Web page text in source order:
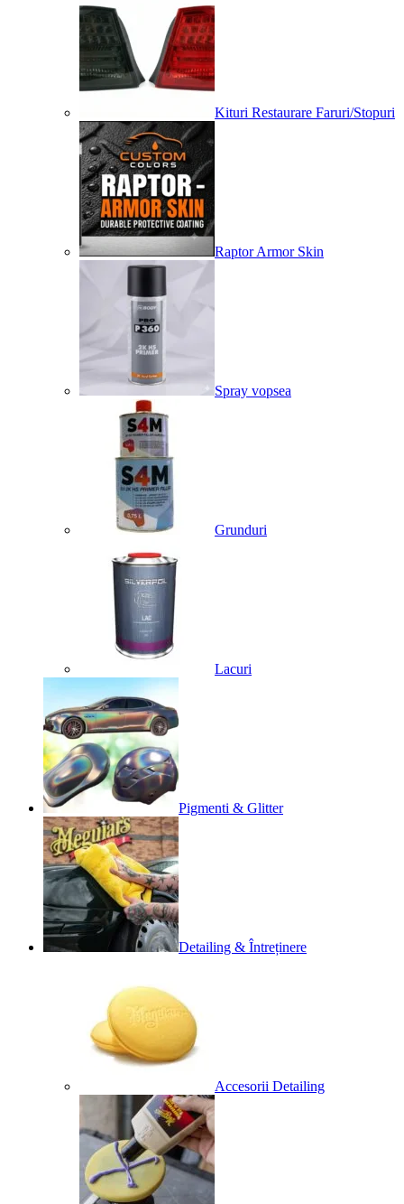
Kituri Restaurare Faruri/Stopuri
Raptor Armor Skin
Spray vopsea
Grunduri
Lacuri
Pigmenti & Glitter
Detailing & Întreținere
Accesorii Detailing